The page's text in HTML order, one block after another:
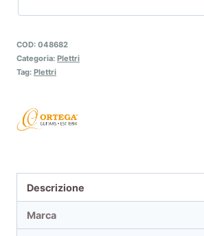
COD: 048682
Categoria: Plettri
Tag: Plettri
Descrizione
Marca